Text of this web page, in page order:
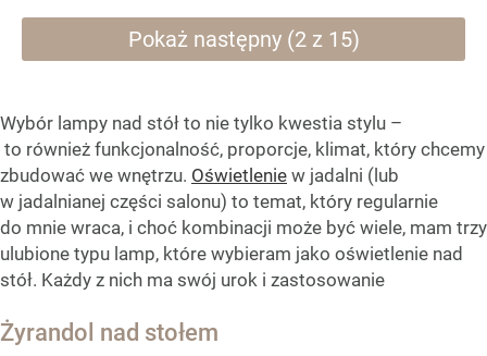
Pokaż następny (2 z 15)
Wybór lampy nad stół to nie tylko kwestia stylu –
to również funkcjonalność, proporcje, klimat, który chcemy
zbudować we wnętrzu. Oświetlenie w jadalni (lub
w jadalnianej części salonu) to temat, który regularnie
do mnie wraca, i choć kombinacji może być wiele, mam trzy
ulubione typu lamp, które wybieram jako oświetlenie nad
stół. Każdy z nich ma swój urok i zastosowanie
Żyrandol nad stołem